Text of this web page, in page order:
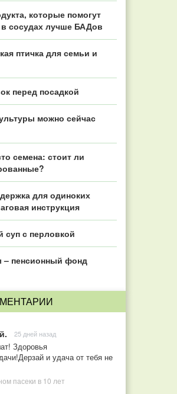
которые помогут
в сосудах лучше БАДов
птичка для семьи и
перед посадкой
можно сейчас
семена: стоит ли
для одиноких
инструкция
суп с перловкой
пенсионный фонд
25 дней назад
Здоровья
и удача от тебя не
пасеки в 10 лет